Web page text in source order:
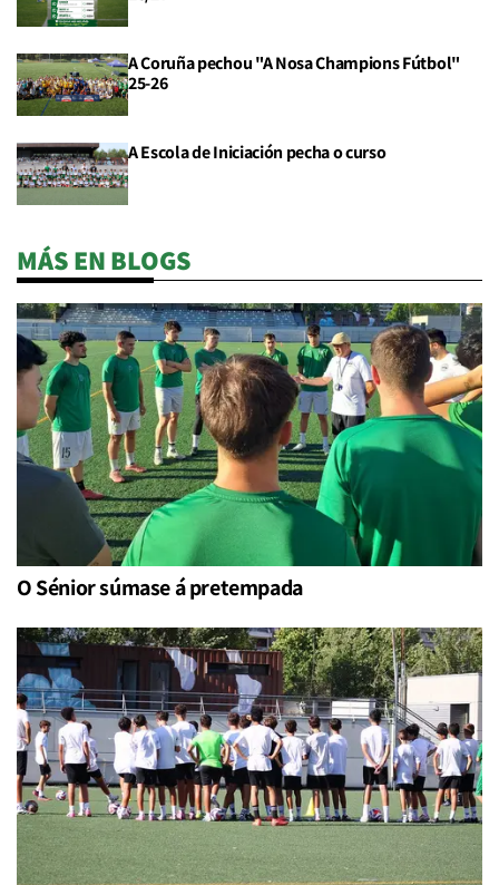
A Coruña pechou "A Nosa Champions Fútbol"
25-26
A Escola de Iniciación pecha o curso
MÁS EN BLOGS
O Sénior súmase á pretempada